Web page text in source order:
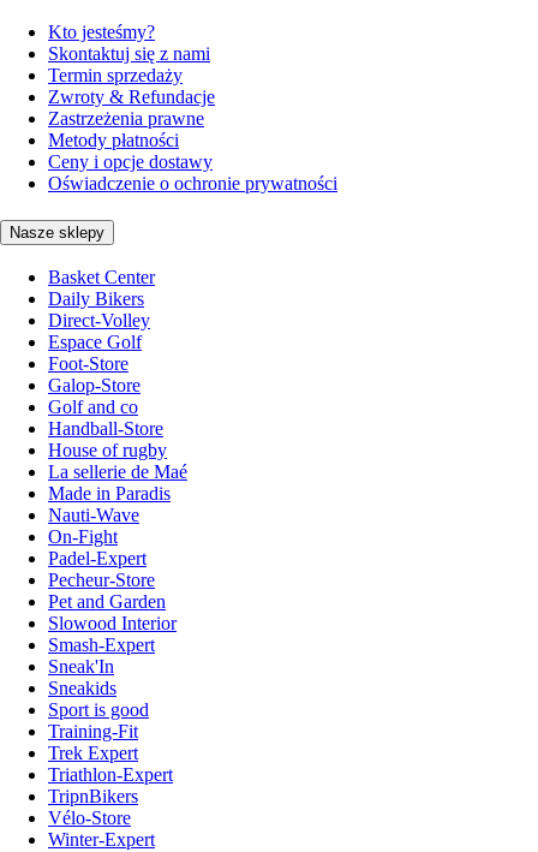
Kto jesteśmy?
Skontaktuj się z nami
Termin sprzedaży
Zwroty & Refundacje
Zastrzeżenia prawne
Metody płatności
Ceny i opcje dostawy
Oświadczenie o ochronie prywatności
Nasze sklepy
Basket Center
Daily Bikers
Direct-Volley
Espace Golf
Foot-Store
Galop-Store
Golf and co
Handball-Store
House of rugby
La sellerie de Maé
Made in Paradis
Nauti-Wave
On-Fight
Padel-Expert
Pecheur-Store
Pet and Garden
Slowood Interior
Smash-Expert
Sneak'In
Sneakids
Sport is good
Training-Fit
Trek Expert
Triathlon-Expert
TripnBikers
Vélo-Store
Winter-Expert